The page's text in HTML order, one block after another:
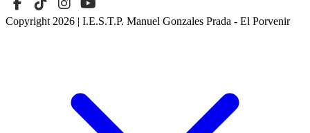
Copyright 2026 | I.E.S.T.P. Manuel Gonzales Prada - El Porvenir